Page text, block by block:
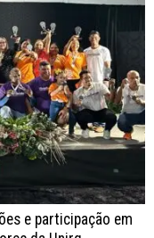
e participação em